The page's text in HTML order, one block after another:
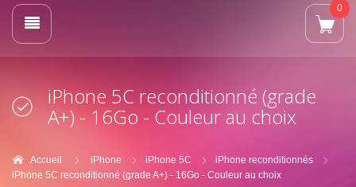
0
iPhone 5C reconditionné (grade
A+) - 16Go - Couleur au choix
Accueil iPhone iPhone 5C
iPhone reconditionnés
iPhone 5C reconditionné (grade A+) - 16Go - Couleur au choix